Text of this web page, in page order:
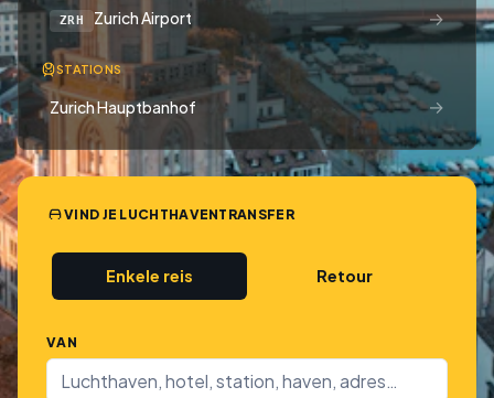
ZRH Zurich Airport →
STATIONS
Zurich Hauptbanhof →
VIND JE LUCHTHAVENTRANSFER
Enkele reis Retour
VAN